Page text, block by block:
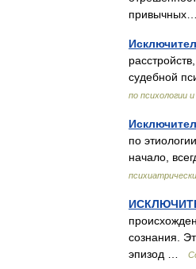
судебной
по психологии и
по
начало,
сознания.
эпизод …